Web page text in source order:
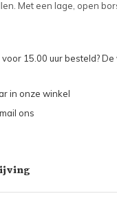
Met een lage, open
15.00 uur besteld?
in onze winkel
ons